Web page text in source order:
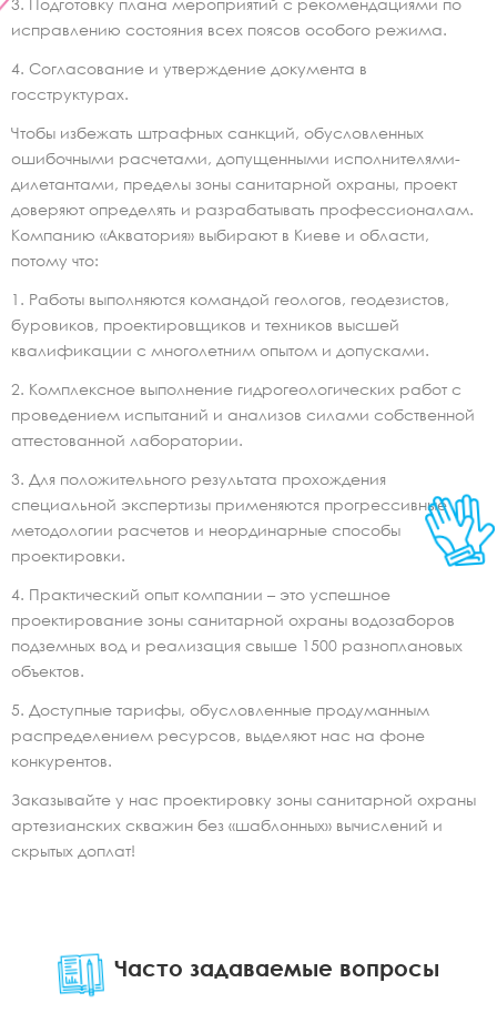
Подготовку плана мероприятий с рекомендациями по
исправлению состояния всех поясов особого режима.
Согласование и утверждение документа в
госструктурах.
Чтобы избежать штрафных санкций, обусловленных
ошибочными расчетами, допущенными исполнителями-
дилетантами, пределы зоны санитарной охраны, проект
доверяют определять и разрабатывать профессионалам.
Компанию «Акватория» выбирают в Киеве и области,
потому что:
Работы выполняются командой геологов, геодезистов,
буровиков, проектировщиков и техников высшей
квалификации с многолетним опытом и допусками.
Комплексное выполнение гидрогеологических работ с
проведением испытаний и анализов силами собственной
аттестованной лаборатории.
Для положительного результата прохождения
специальной экспертизы применяются прогрессивные
методологии расчетов и неординарные способы
проектировки.
Практический опыт компании – это успешное
проектирование зоны санитарной охраны водозаборов
подземных вод и реализация свыше 1500 разноплановых
объектов.
Доступные тарифы, обусловленные продуманным
распределением ресурсов, выделяют нас на фоне
конкурентов.
Заказывайте у нас проектировку зоны санитарной охраны
артезианских скважин без «шаблонных» вычислений и
скрытых доплат!
Часто задаваемые вопросы